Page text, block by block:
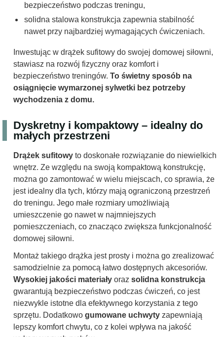
bezpieczeństwo podczas treningu,
solidna stalowa konstrukcja zapewnia stabilność
nawet przy najbardziej wymagających ćwiczeniach.
Inwestując w drążek sufitowy do swojej domowej siłowni,
stawiasz na rozwój fizyczny oraz komfort i
bezpieczeństwo treningów. To świetny sposób na
osiągnięcie wymarzonej sylwetki bez potrzeby
wychodzenia z domu.
Dyskretny i kompaktowy – idealny do
małych przestrzeni
Drążek sufitowy to doskonałe rozwiązanie do niewielkich
wnętrz. Ze względu na swoją kompaktową konstrukcję,
można go zamontować w wielu miejscach, co sprawia, że
jest idealny dla tych, którzy mają ograniczoną przestrzeń
do treningu. Jego małe rozmiary umożliwiają
umieszczenie go nawet w najmniejszych
pomieszczeniach, co znacząco zwiększa funkcjonalność
domowej siłowni.
Montaż takiego drążka jest prosty i można go zrealizować
samodzielnie za pomocą łatwo dostępnych akcesoriów.
Wysokiej jakości materiały oraz solidna konstrukcja
gwarantują bezpieczeństwo podczas ćwiczeń, co jest
niezwykle istotne dla efektywnego korzystania z tego
sprzętu. Dodatkowo gumowane uchwyty zapewniają
lepszy komfort chwytu, co z kolei wpływa na jakość